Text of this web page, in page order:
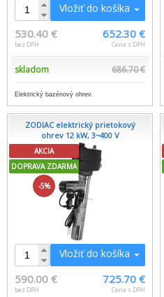
Vložiť do košíka
530.40 €
bez DPH
652.30 €
Cena s DPH
skladom 686.70 €
Elektrický bazénový ohrev.
ZODIAC elektrický prietokový
ohrev 12 kW, 3~400 V
AKCIA
DOPRAVA ZDARMA
-5%
Vložiť do košíka
590.00 €
bez DPH
725.70 €
Cena s DPH